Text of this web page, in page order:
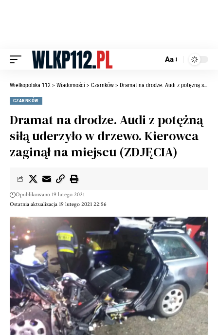
Aa
Wielkopolska 112 > Wiadomości > Czarnków > Dramat na drodze. Audi z potężną siłą uderzyło w drzewo. Kierowca zaginął na miejscu (ZDJĘCIA)
CZARNKÓW
Dramat na drodze. Audi z potężną
siłą uderzyło w drzewo. Kierowca
zaginął na miejscu (ZDJĘCIA)
Ostatnia aktualizacja 19 lutego 2021 22:56
Opublikowano 19 lutego 2021